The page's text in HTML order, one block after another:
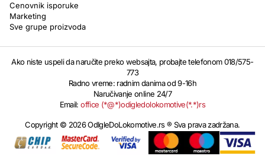
Cenovnik isporuke
Marketing
Sve grupe proizvoda
Ako niste uspeli da naručite preko websajta, probajte telefonom 018/575-
773
Radno vreme: radnim danima od 9-16h
Naručivanje online 24/7
Email:office (*@*)odigledolokomotive(*.*)rs
Copyright © 2026 OdIgleDoLokomotive.rs ® Sva prava zadržana.